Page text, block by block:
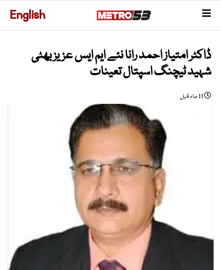
English
ڈاکٹر امتیاز احمد رانا نئے ایم ایس عزیز بھٹی
شہید ٹیچنگ اسپتال تعینات
11 ماہ قبل